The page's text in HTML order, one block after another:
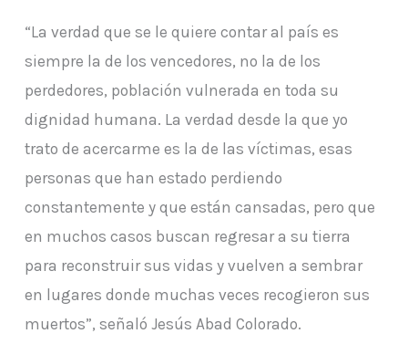
“La verdad que se le quiere contar al país es
siempre la de los vencedores, no la de los
perdedores, población vulnerada en toda su
dignidad humana. La verdad desde la que yo
trato de acercarme es la de las víctimas, esas
personas que han estado perdiendo
constantemente y que están cansadas, pero que
en muchos casos buscan regresar a su tierra
para reconstruir sus vidas y vuelven a sembrar
en lugares donde muchas veces recogieron sus
muertos”, señaló Jesús Abad Colorado.